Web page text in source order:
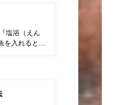
塩浴（えん
を入れると…